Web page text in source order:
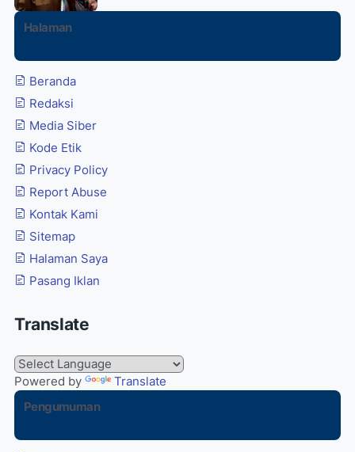
Halaman
Beranda
Redaksi
Media Siber
Kode Etik
Privacy Policy
Report Abuse
Kontak Kami
Sitemap
Halaman Saya
Pasang Iklan
Translate
Powered by
Translate
Pengumuman